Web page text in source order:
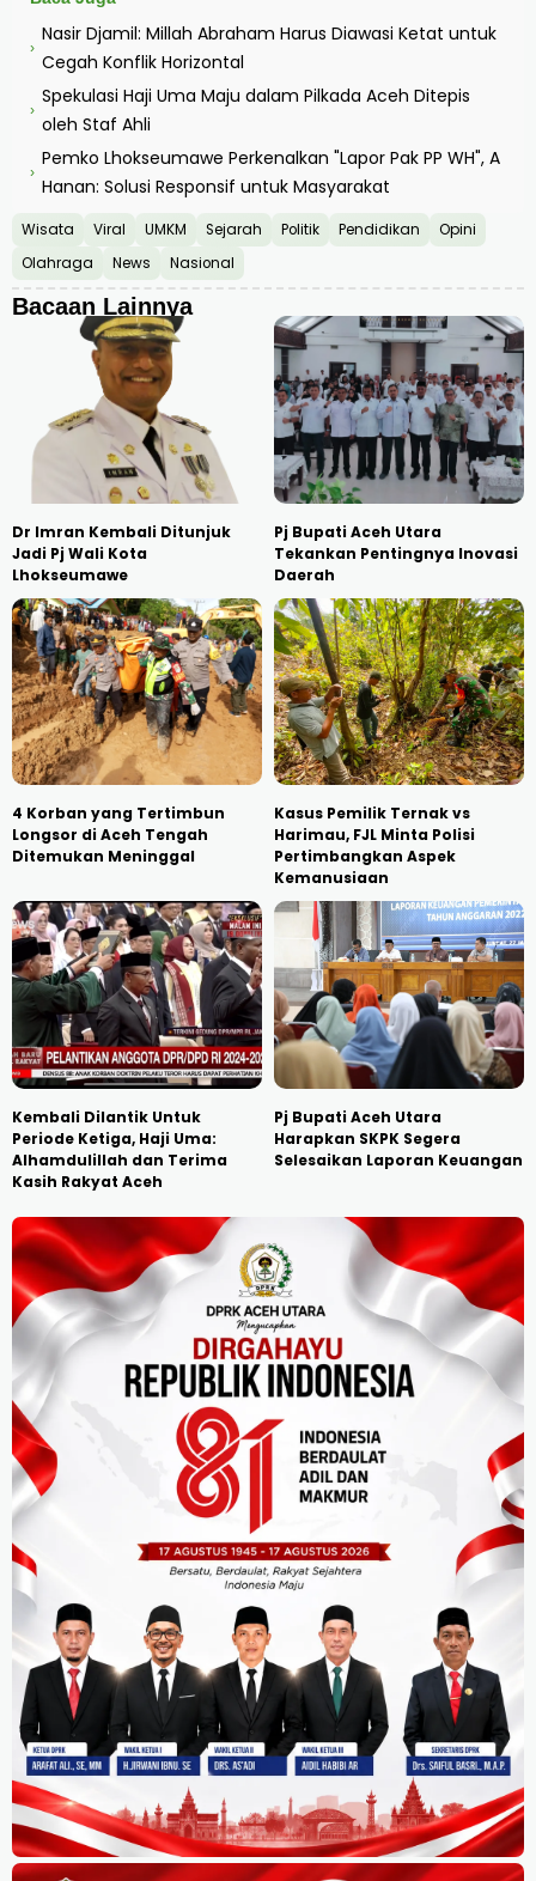
›
Nasir Djamil: Millah Abraham Harus Diawasi Ketat untuk
Cegah Konflik Horizontal
›
Spekulasi Haji Uma Maju dalam Pilkada Aceh Ditepis
oleh Staf Ahli
›
Pemko Lhokseumawe Perkenalkan "Lapor Pak PP WH", A
Hanan: Solusi Responsif untuk Masyarakat
Wisata Viral UMKM Sejarah Politik Pendidikan
Opini
Olahraga
News Nasional
Bacaan Lainnya
Dr Imran Kembali Ditunjuk
Jadi Pj Wali Kota
Lhokseumawe
Pj Bupati Aceh Utara
Tekankan Pentingnya Inovasi
Daerah
4 Korban yang Tertimbun
Longsor di Aceh Tengah
Ditemukan Meninggal
Kasus Pemilik Ternak vs
Harimau, FJL Minta Polisi
Pertimbangkan Aspek
Kemanusiaan
Kembali Dilantik Untuk
Periode Ketiga, Haji Uma:
Alhamdulillah dan Terima
Kasih Rakyat Aceh
Pj Bupati Aceh Utara
Harapkan SKPK Segera
Selesaikan Laporan Keuangan